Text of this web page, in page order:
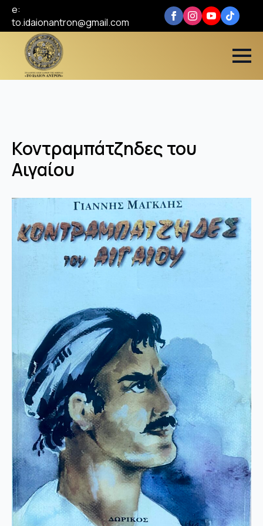
e:
to.idaionantron@gmail.com
Κοντραμπάτζηδες του
Αιγαίου